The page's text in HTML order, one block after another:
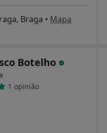
Braga • Mapa
Botelho
1 opinião